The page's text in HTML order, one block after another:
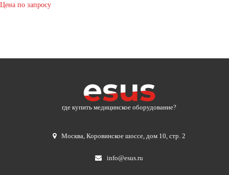
Цена по запросу
где купить медицинское оборудование?
Москва ,Коровинское шоссе, дом 10, стр. 2
info@esus.ru